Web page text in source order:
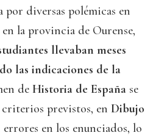
por diversas polémicas en
la provincia de Ourense,
llevaban meses
las indicaciones de la
de Historia de España se
criterios previstos, en Dibujo
en los enunciados, lo